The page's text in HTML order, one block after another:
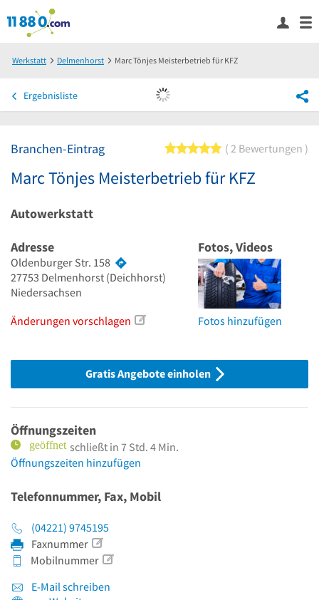
Werkstatt Delmenhorst Marc Tönjes Meisterbetrieb für KFZ
Ergebnisliste
Branchen-Eintrag 5 von 5 Sternen
2 Bewertungen
Marc Tönjes Meisterbetrieb für KFZ
Autowerkstatt
Adresse
Oldenburger Str. 158
27753 Delmenhorst (Deichhorst)
Niedersachsen
Änderungen vorschlagen
Fotos, Videos
Fotos hinzufügen
Gratis Angebote einholen
Öffnungszeiten
schließt in 7 Std. 4 Min.
Öffnungszeiten hinzufügen
Telefonnummer, Fax, Mobil
(04221) 9745195
Faxnummer
Mobilnummer
E-Mail schreiben